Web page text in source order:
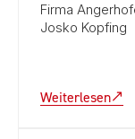
Firma
Josko Kopfing
Weiterlesen